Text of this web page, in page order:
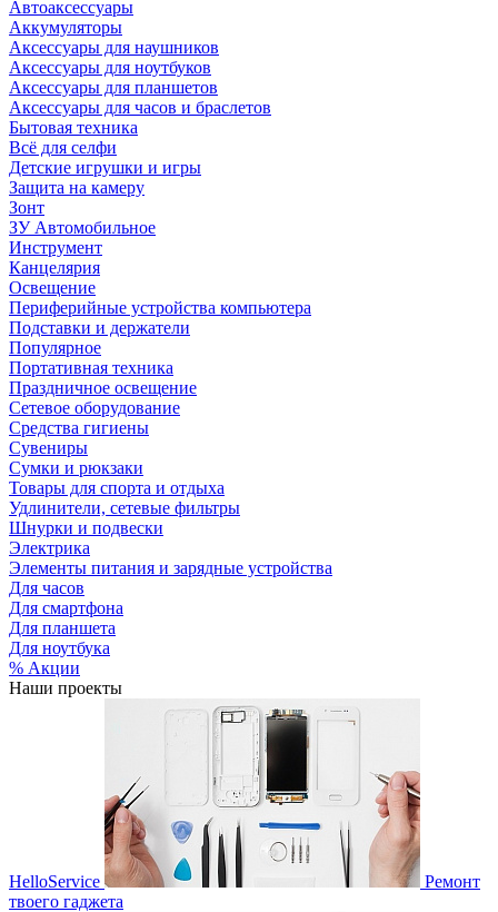
Автоаксессуары
Аккумуляторы
Аксессуары для наушников
Аксессуары для ноутбуков
Аксессуары для планшетов
Аксессуары для часов и браслетов
Бытовая техника
Всё для селфи
Детские игрушки и игры
Защита на камеру
Зонт
ЗУ Автомобильное
Инструмент
Канцелярия
Освещение
Периферийные устройства компьютера
Подставки и держатели
Популярное
Портативная техника
Праздничное освещение
Сетевое оборудование
Средства гигиены
Сувениры
Сумки и рюкзаки
Товары для спорта и отдыха
Удлинители, сетевые фильтры
Шнурки и подвески
Электрика
Элементы питания и зарядные устройства
Для часов
Для смартфона
Для планшета
Для ноутбука
% Акции
Наши проекты
HelloService
Ремонт
твоего гаджета